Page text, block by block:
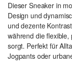
Dieser Sneaker in
Design und
und dezente
während die
sorgt. Perfekt für
Jogpants oder